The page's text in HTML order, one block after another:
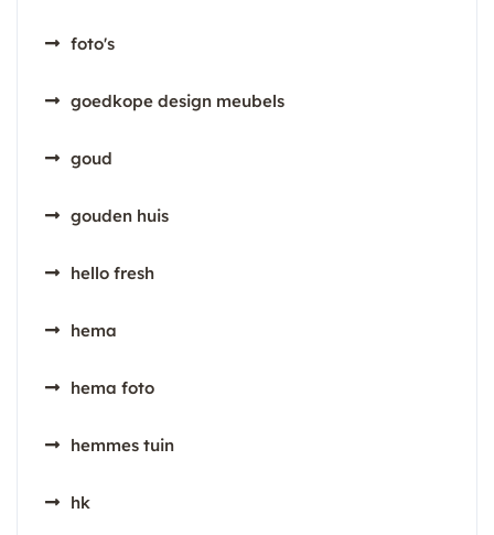
foto's
goedkope design meubels
goud
gouden huis
hello fresh
hema
hema foto
hemmes tuin
hk